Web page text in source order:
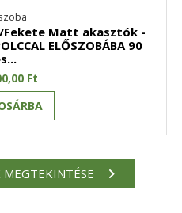
Fekete Matt akasztók -
ELŐSZOBÁBA 90
Ft
MEGTEKINTÉSE